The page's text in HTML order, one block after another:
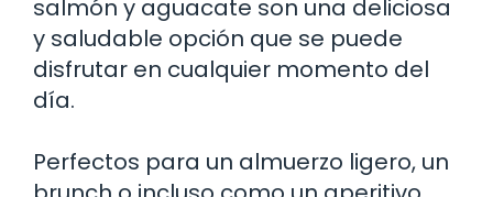
salmón y aguacate son una deliciosa
y saludable opción que se puede
disfrutar en cualquier momento del
día.
Perfectos para un almuerzo ligero, un